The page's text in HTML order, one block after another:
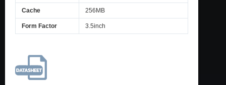
Cache 256MB
Form Factor 3.5inch